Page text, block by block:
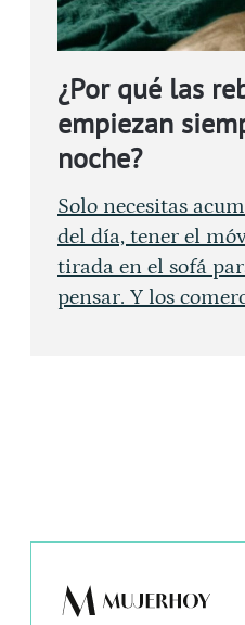
¿Por qué las
empiezan
noche?
Solo necesitas
del día, tener el
tirada en el sofá
pensar. Y los